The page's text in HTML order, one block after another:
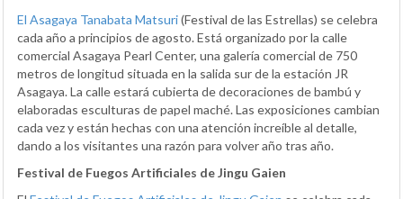
El Asagaya Tanabata Matsuri(Festival de las Estrellas) se celebra
cada año a principios de agosto. Está organizado por la calle
comercial Asagaya Pearl Center, una galería comercial de 750
metros de longitud situada en la salida sur de la estación JR
Asagaya. La calle estará cubierta de decoraciones de bambú y
elaboradas esculturas de papel maché. Las exposiciones cambian
cada vez y están hechas con una atención increíble al detalle,
dando a los visitantes una razón para volver año tras año.
Festival de Fuegos Artificiales de Jingu Gaien